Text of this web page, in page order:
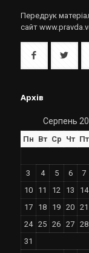
Передрук
сайт
Архів
Серпень
Пн Вт Ср Чт Пт
3
4 5 6 7
10
11 12 13 14
17
18 19 20 21
24
25 26 27 28
31